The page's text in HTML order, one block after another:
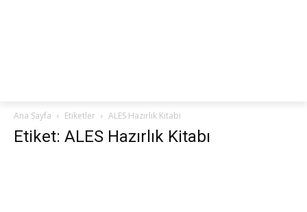
Ana Sayfa Etiketler ALES Hazırlık Kitabı
Etiket: ALES Hazırlık Kitabı